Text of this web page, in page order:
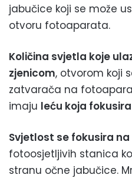
jabučice koji se može
otvoru fotoaparata.
Količina svjetla koje
zjenicom, otvorom koji
zatvarača na
imaju leću koja
Svjetlost se fokusira
fotoosjetljivih stanica
stranu očne jabučice.